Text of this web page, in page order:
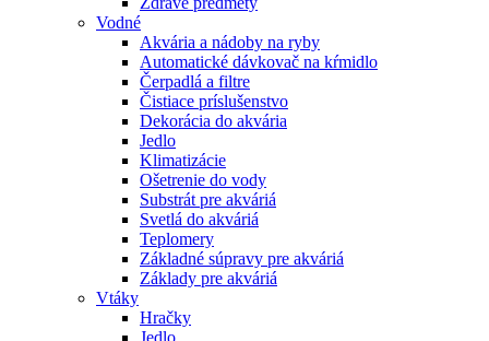
Vodné
Akvária a nádoby na ryby
Automatické dávkovač na kŕmidlo
Čerpadlá a filtre
Čistiace príslušenstvo
Dekorácia do akvária
Jedlo
Klimatizácie
Ošetrenie do vody
Substrát pre akváriá
Svetlá do akváriá
Teplomery
Základné súpravy pre akváriá
Základy pre akváriá
Vtáky
Hračky
Jedlo